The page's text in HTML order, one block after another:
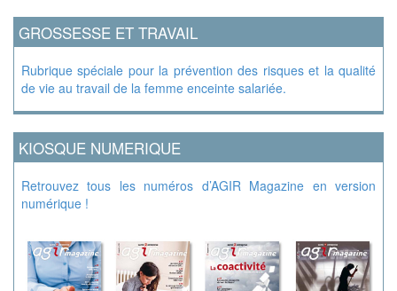
GROSSESSE ET TRAVAIL
Rubrique spéciale pour la prévention des risques et la qualité
de vie au travail de la femme enceinte salariée.
KIOSQUE NUMERIQUE
Retrouvez tous les numéros d’AGIR Magazine en version
numérique !